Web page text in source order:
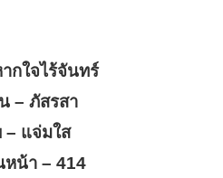
ากใจไร้จันทร์
– ภัสรสา
– แจ่มใส
หน้า – 414